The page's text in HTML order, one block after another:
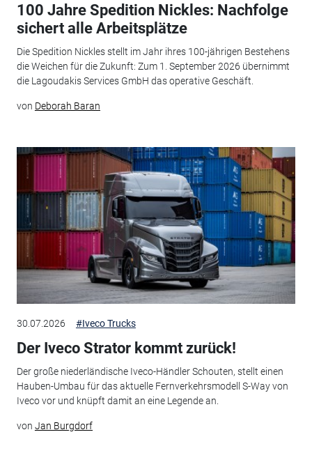
100 Jahre Spedition Nickles: Nachfolge
sichert alle Arbeitsplätze
Die Spedition Nickles stellt im Jahr ihres 100-jährigen Bestehens
die Weichen für die Zukunft: Zum 1. September 2026 übernimmt
die Lagoudakis Services GmbH das operative Geschäft.
von Deborah Baran
30.07.2026 #Iveco Trucks
Der Iveco Strator kommt zurück!
Der große niederländische Iveco-Händler Schouten, stellt einen
Hauben-Umbau für das aktuelle Fernverkehrsmodell S-Way von
Iveco vor und knüpft damit an eine Legende an.
von Jan Burgdorf